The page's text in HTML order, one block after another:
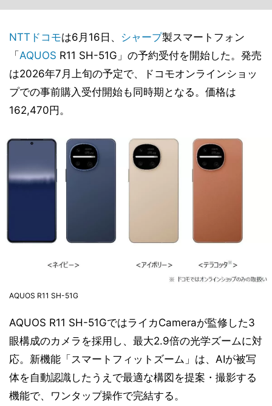
NTTドコモは6月16日、 シャープ製スマートフォン
「 AQUOS R11 SH-51G」の予約受付を開始した。発売
は2026年7月上旬の予定で、ドコモオンラインショッ
プでの事前購入受付開始も同時期となる。価格は
162,470円。
AQUOS R11 SH-51G
AQUOS R11 SH-51GではライカCameraが監修した3
眼構成のカメラを採用し、最大2.9倍の光学ズームに対
応。新機能「スマートフィットズーム」は、AIが被写
体を自動認識したうえで最適な構図を提案・撮影する
機能で、ワンタップ操作で完結する。